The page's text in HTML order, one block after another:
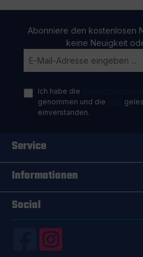
Abonniere den kostenlosen
keine Neuigkeit
Ich habe die
genommen und die
einverstanden.
Service
Informationen
Social